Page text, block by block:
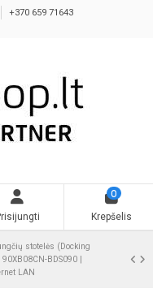
+370 659 71643
0
Krepšelis
stotelės (Docking
BDS090 |
LAN